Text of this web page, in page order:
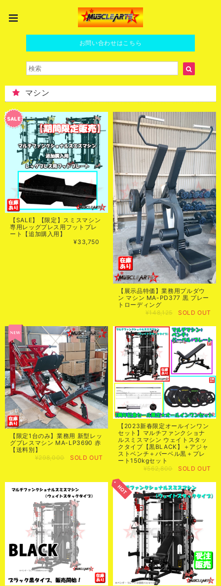
お問い合わせはこちら
マシン
【SALE】【限定】スミスマシン
専用レッグプレス用フットプレ
ート【追加購入用】
¥33,750
【展示品特価】業務用プルダウ
ン マシン MA-PD377 黒 プレー
トローディング
¥148,125
SOLD OUT
【限定1台のみ】業務用 新型レッ
グプレスマシン MA-LP3690 赤
【送料別】
¥298,000
SOLD OUT
【2023新春限定オールインワン
セット】マルチファンクショナ
ルスミスマシン ウェイトスタッ
クタイプ【黒BLACK】＋アジャ
ストベンチ＋バーベル黒＋プレ
ート150kgセット
¥562,800
SOLD OUT